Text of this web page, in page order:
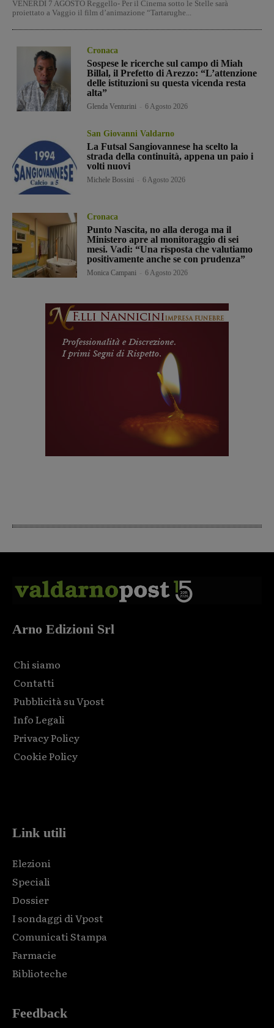
VENERDÌ 7 AGOSTO Reggello- Per il Cinema sotto le Stelle sarà
proiettato a Vaggio il film d’animazione “Tartarughe...
Cronaca
Sospese le ricerche sul campo di Miah
Billal, il Prefetto di Arezzo: “L’attenzione
delle istituzioni su questa vicenda resta
alta”
Glenda Venturini 6 Agosto 2026
San Giovanni Valdarno
La Futsal Sangiovannese ha scelto la
strada della continuità, appena un paio i
volti nuovi
Michele Bossini 6 Agosto 2026
Cronaca
Punto Nascita, no alla deroga ma il
Ministero apre al monitoraggio di sei
mesi. Vadi: “Una risposta che valutiamo
positivamente anche se con prudenza”
Monica Campani 6 Agosto 2026
Arno Edizioni Srl
Chi siamo
Contatti
Pubblicità su Vpost
Info Legali
Privacy Policy
Cookie Policy
Link utili
Elezioni
Speciali
Dossier
I sondaggi di Vpost
Comunicati Stampa
Farmacie
Biblioteche
Feedback